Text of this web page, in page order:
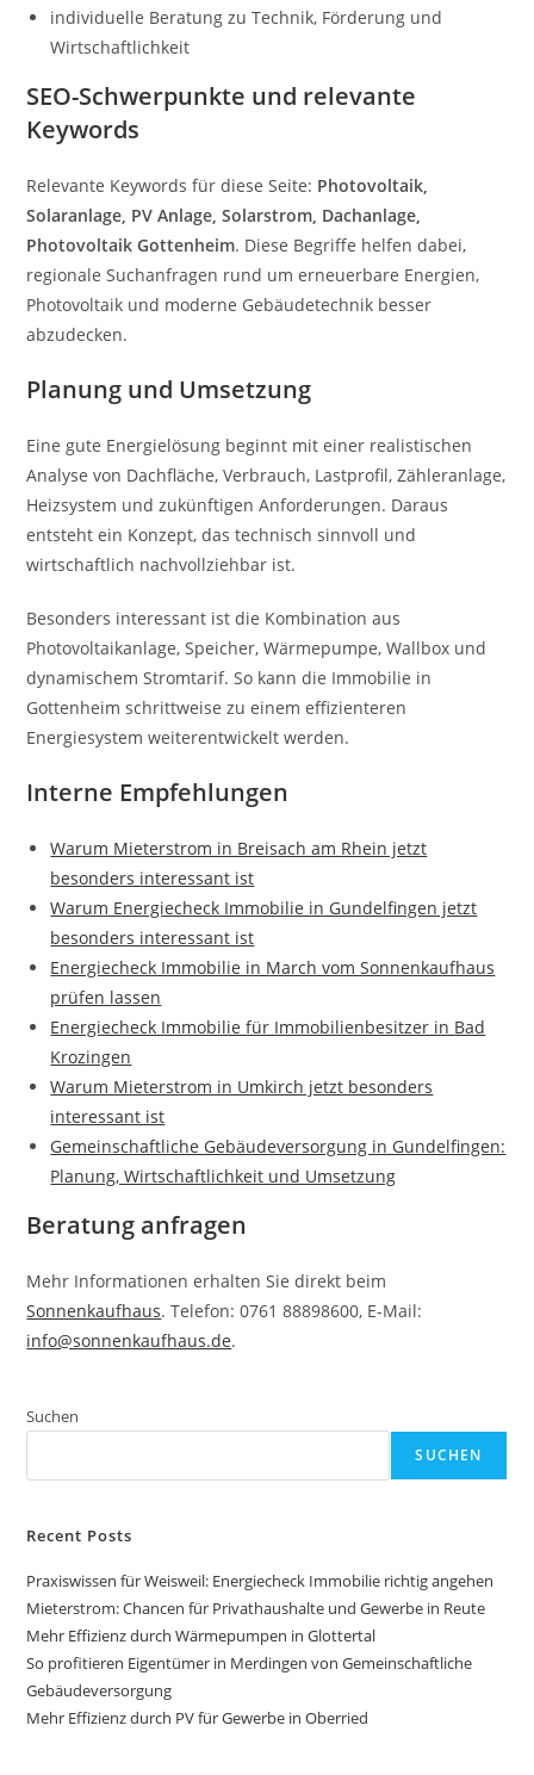
individuelle Beratung zu Technik, Förderung und
Wirtschaftlichkeit
SEO-Schwerpunkte und relevante
Keywords
Relevante Keywords für diese Seite: Photovoltaik,
Solaranlage, PV Anlage, Solarstrom, Dachanlage,
Photovoltaik Gottenheim. Diese Begriffe helfen dabei,
regionale Suchanfragen rund um erneuerbare Energien,
Photovoltaik und moderne Gebäudetechnik besser
abzudecken.
Planung und Umsetzung
Eine gute Energielösung beginnt mit einer realistischen
Analyse von Dachfläche, Verbrauch, Lastprofil, Zähleranlage,
Heizsystem und zukünftigen Anforderungen. Daraus
entsteht ein Konzept, das technisch sinnvoll und
wirtschaftlich nachvollziehbar ist.
Besonders interessant ist die Kombination aus
Photovoltaikanlage, Speicher, Wärmepumpe, Wallbox und
dynamischem Stromtarif. So kann die Immobilie in
Gottenheim schrittweise zu einem effizienteren
Energiesystem weiterentwickelt werden.
Interne Empfehlungen
Warum Mieterstrom in Breisach am Rhein jetzt
besonders interessant ist
Warum Energiecheck Immobilie in Gundelfingen jetzt
besonders interessant ist
Energiecheck Immobilie in March vom Sonnenkaufhaus
prüfen lassen
Energiecheck Immobilie für Immobilienbesitzer in Bad
Krozingen
Warum Mieterstrom in Umkirch jetzt besonders
interessant ist
Gemeinschaftliche Gebäudeversorgung in Gundelfingen:
Planung, Wirtschaftlichkeit und Umsetzung
Beratung anfragen
Mehr Informationen erhalten Sie direkt beim
Sonnenkaufhaus. Telefon: 0761 88898600, E-Mail:
info@sonnenkaufhaus.de.
Suchen
SUCHEN
Recent Posts
Praxiswissen für Weisweil: Energiecheck Immobilie richtig angehen
Mieterstrom: Chancen für Privathaushalte und Gewerbe in Reute
Mehr Effizienz durch Wärmepumpen in Glottertal
So profitieren Eigentümer in Merdingen von Gemeinschaftliche
Gebäudeversorgung
Mehr Effizienz durch PV für Gewerbe in Oberried